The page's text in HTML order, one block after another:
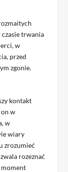
czasie trwania
w
przed
zgonie.
kontakt
on w
w
wiary
zrozumieć
rozeznać